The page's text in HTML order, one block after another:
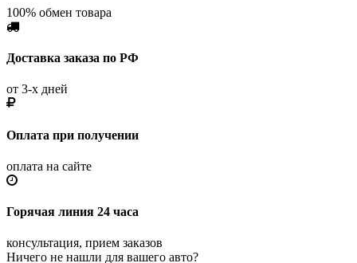
100% обмен товара
Доставка заказа по РФ
от 3-х дней
Оплата при получении
оплата на сайте
Горячая линия 24 часа
консультация, прием заказов
Ничего не нашли для вашего авто?